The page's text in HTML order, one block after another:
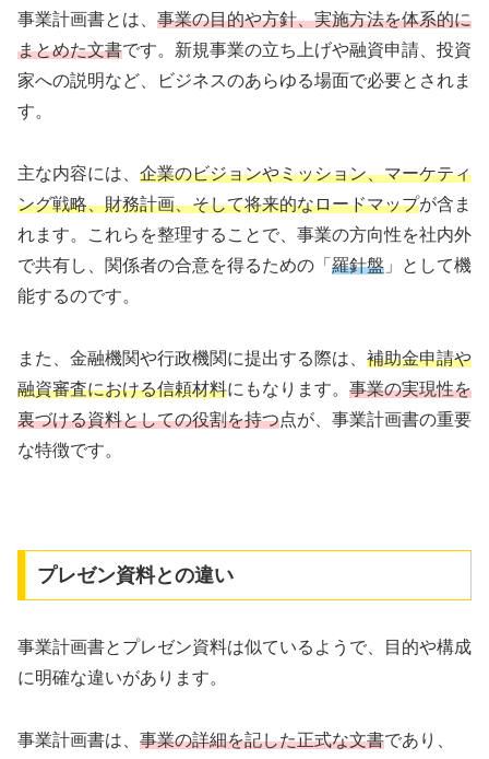
事業計画書とは、 事業の目的や方針、実施方法を体系的に
まとめた文書です。新規事業の立ち上げや融資申請、投資
家への説明など、ビジネスのあらゆる場面で必要とされま
す。
主な内容には、 企業のビジョンやミッション、マーケティ
ング戦略、財務計画、そして将来的なロードマップが含ま
れます。これらを整理することで、事業の方向性を社内外
で共有し、関係者の合意を得るための「 羅針盤 」として機
能するのです。
また、金融機関や行政機関に提出する際は、 補助金申請や
融資審査における信頼材料にもなります。 事業の実現性を
裏づける資料としての役割を持つ点が、事業計画書の重要
な特徴です。
プレゼン資料との違い
事業計画書とプレゼン資料は似ているようで、目的や構成
に明確な違いがあります。
事業計画書は、 事業の詳細を記した正式な文書であり、